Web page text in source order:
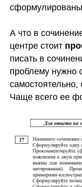
А что в
центре стоит
писать в
проблему нужно
самостоятельно,
Чаще всего ее